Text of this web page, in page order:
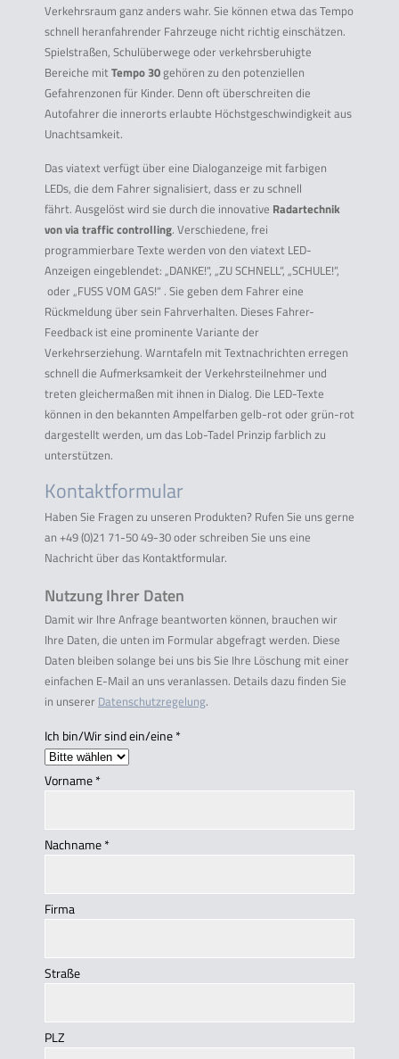
Verkehrsraum ganz anders wahr. Sie können etwa das Tempo
schnell heranfahrender Fahrzeuge nicht richtig einschätzen.
Spielstraßen, Schulüberwege oder verkehrsberuhigte
Bereiche mitTempo 30gehören zu den potenziellen
Gefahrenzonen für Kinder. Denn oft überschreiten die
Autofahrer die innerorts erlaubte Höchstgeschwindigkeit aus
Unachtsamkeit.
Das viatext verfügt über eine Dialoganzeige mit farbigen
LEDs, die dem Fahrer signalisiert, dass er zu schnell
fährt. Ausgelöst wird sie durch die innovative Radartechnik
von via traffic controlling. Verschiedene, frei
programmierbare Texte werden von den viatext LED-
Anzeigen eingeblendet: „DANKE!", „ZU SCHNELL“, „SCHULE!“,
oder „FUSS VOM GAS!“ . Sie geben dem Fahrer eine
Rückmeldung über sein Fahrverhalten. Dieses Fahrer-
Feedback ist eine prominente Variante der
Verkehrserziehung. Warntafeln mit Textnachrichten erregen
schnell die Aufmerksamkeit der Verkehrsteilnehmer und
treten gleichermaßen mit ihnen in Dialog. Die LED-Texte
können in den bekannten Ampelfarben gelb-rot oder grün-rot
dargestellt werden, um das Lob-Tadel Prinzip farblich zu
unterstützen.
Kontaktformular
Haben Sie Fragen zu unseren Produkten? Rufen Sie uns gerne
an +49 (0)21 71-50 49-30 oder schreiben Sie uns eine
Nachricht über das Kontaktformular.
Nutzung Ihrer Daten
Damit wir Ihre Anfrage beantworten können, brauchen wir
Ihre Daten, die unten im Formular abgefragt werden. Diese
Daten bleiben solange bei uns bis Sie Ihre Löschung mit einer
einfachen E-Mail an uns veranlassen. Details dazu finden Sie
in unserer Datenschutzregelung.
Ich bin/Wir sind ein/eine*
Vorname*
Nachname*
Firma
Straße
PLZ